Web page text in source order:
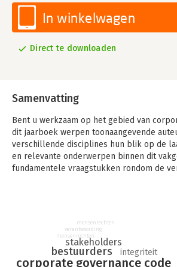
In winkelwagen
Direct te downloaden
Samenvatting
Bent u werkzaam op het gebied van
dit jaarboek werpen toonaangevende
verschillende disciplines hun blik op de
en relevante onderwerpen binnen dit
fundamentele vraagstukken rondom de
haar 8e editie. Ook ditmaal schijnen
vanuit verschillende disciplines hun licht
corporate governance kwesties. Een
blijvend een belangrijk onderwerp van
corporate governance code
bestuurders
stakeholders
integriteit
mensenrechten
verantwoording
mensenrechten